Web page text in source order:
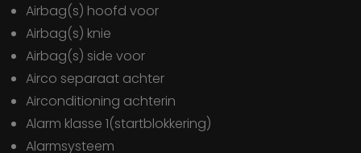
Airbag(s) hoofd voor
Airbag(s) knie
Airbag(s) side voor
Airco separaat achter
Airconditioning achterin
Alarm klasse 1(startblokkering)
Alarmsysteem